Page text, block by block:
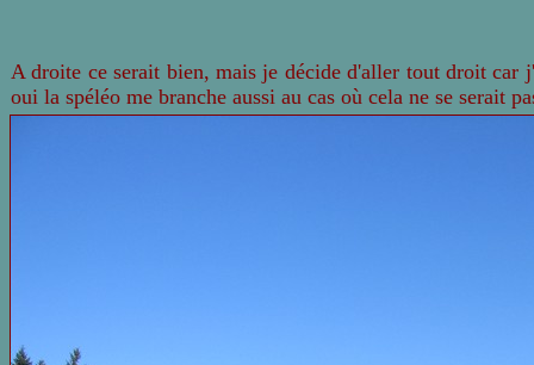
A droite ce serait bien, mais je décide d'aller tout droit
oui la spéléo me branche aussi au cas où cela ne se serait